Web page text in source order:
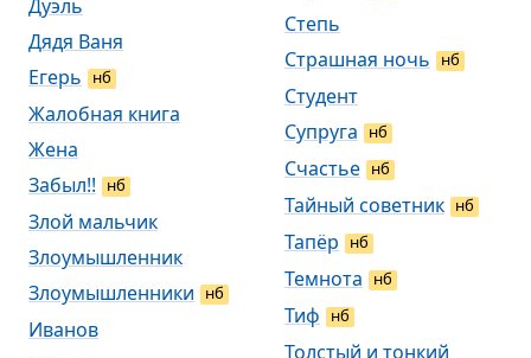
Дуэль
Дядя Ваня
Егерь
нб
Жалобная книга
Жена
Забыл!!
нб
Злой мальчик
Злоумышленник
Злоумышленники
нб
Иванов
Степь
Страшная ночь
нб
Студент
Супруга
нб
Счастье нб
Тайный советник нб
Тапёр нб
Темнота нб
Тиф нб
Толстый и тонкий